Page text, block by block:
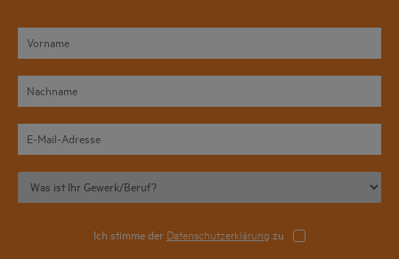
Ich stimme der Datenschutzerklärung zu